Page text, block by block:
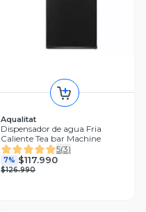
Aqualitat
Dispensador de agua Fria
Caliente Tea bar Machine
5(3)
7% $117.990
$126.990